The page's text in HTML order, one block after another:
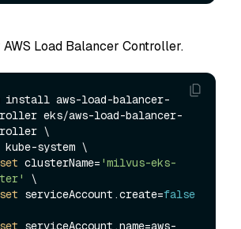
Load Balancer Controller.
install aws-load-balancer-
eks/aws-load-balancer-
\
set clusterName= 'milvus-eks-
\
set serviceAccount.create=false
set serviceAccount.name=aws-